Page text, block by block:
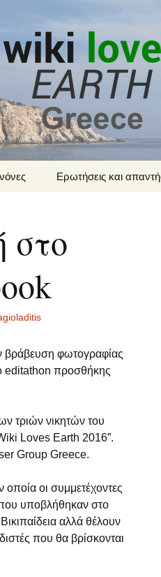
Ερωτήσεις και
στο
βράβευση φωτογραφίας
editathon προσθήκης
τριών νικητών του
Loves Earth 2016”.
Group Greece.
οποία οι συμμετέχοντες
υποβλήθηκαν στο
αλλά θέλουν
που θα βρίσκονται